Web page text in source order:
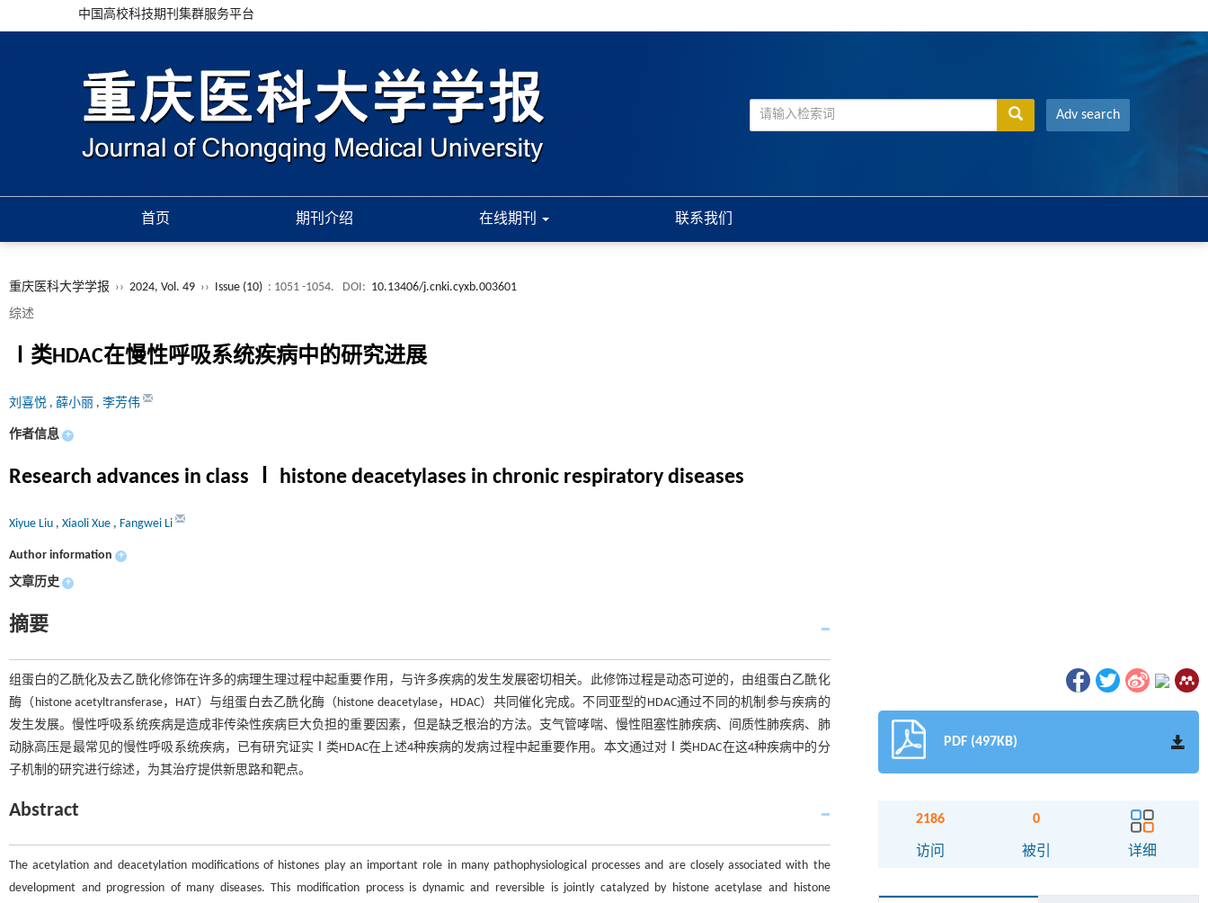
中国高校科技期刊集群服务平台
Adv search
首页 期刊介绍 在线期刊 联系我们
重庆医科大学学报 ›› 2024, Vol. 49 ›› Issue (10) : 1051 -1054. DOI: 10.13406/j.cnki.cyxb.003601
综述
Ⅰ类HDAC在慢性呼吸系统疾病中的研究进展
刘喜悦 , 薛小丽 , 李芳伟
作者信息 +
Research advances in class Ⅰ histone deacetylases in chronic respiratory diseases
Xiyue Liu , Xiaoli Xue , Fangwei Li
Author information +
文章历史 +
摘要
组蛋白的乙酰化及去乙酰化修饰在许多的病理生理过程中起重要作用，与许多疾病的发生发展密切相关。此修饰过程是动态可逆的，由组蛋白乙酰化
酶（histone acetyltransferase，HAT）与组蛋白去乙酰化酶（histone deacetylase，HDAC）共同催化完成。不同亚型的HDAC通过不同的机制参与疾病的
发生发展。慢性呼吸系统疾病是造成非传染性疾病巨大负担的重要因素，但是缺乏根治的方法。支气管哮喘、慢性阻塞性肺疾病、间质性肺疾病、肺
动脉高压是最常见的慢性呼吸系统疾病，已有研究证实Ⅰ类HDAC在上述4种疾病的发病过程中起重要作用。本文通过对Ⅰ类HDAC在这4种疾病中的分
子机制的研究进行综述，为其治疗提供新思路和靶点。
Abstract
The acetylation and deacetylation modifications of histones play an important role in many pathophysiological processes and are closely associated with the
development and progression of many diseases. This modification process is dynamic and reversible is jointly catalyzed by histone acetylase and histone
PDF (497KB)
2186
访问
0
被引 详细